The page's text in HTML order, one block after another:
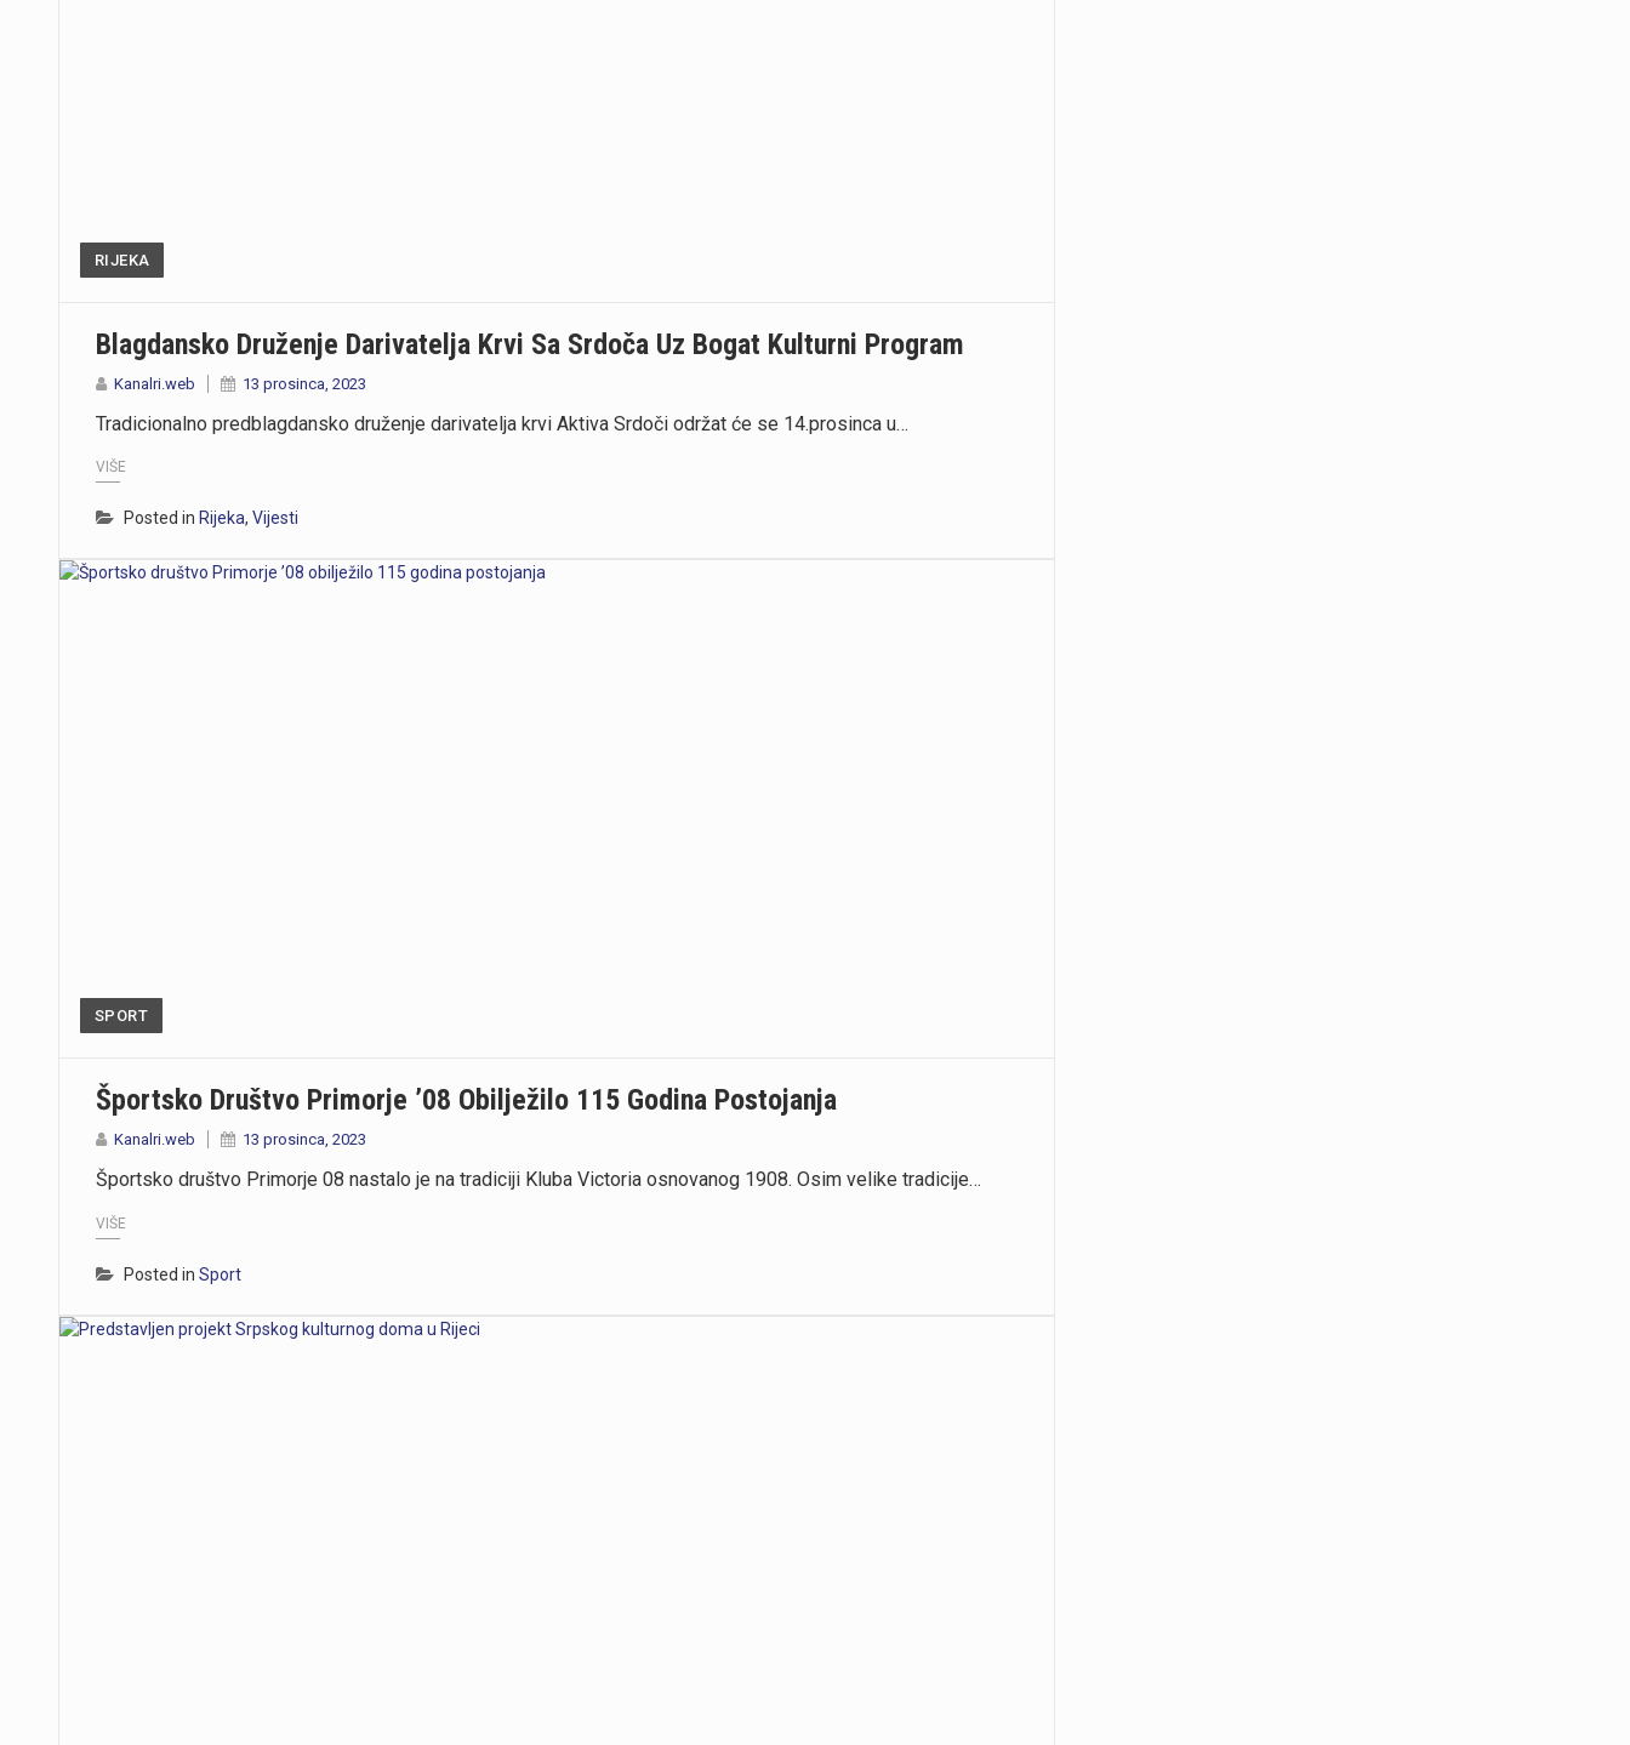
RIJEKA
Blagdansko Druženje Darivatelja Krvi Sa Srdoča Uz Bogat Kulturni Program
Kanalri.web 13 prosinca, 2023
Tradicionalno predblagdansko druženje darivatelja krvi Aktiva Srdoči održat će se 14.prosinca u…
VIŠE
Posted in Rijeka, Vijesti
SPORT
Športsko Društvo Primorje ’08 Obilježilo 115 Godina Postojanja
Kanalri.web 13 prosinca, 2023
Športsko društvo Primorje 08 nastalo je na tradiciji Kluba Victoria osnovanog 1908. Osim velike tradicije…
VIŠE
Posted in Sport